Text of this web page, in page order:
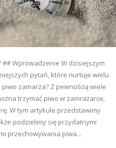
Wprowadzenie W dzisiejszym
pytań, które nurtuje wielu
zamarza? Z pewnością wiele
trzymać piwo w zamrażarce,
W tym artykule przedstawimy
podzielimy się przydatnymi
przechowywania piwa...